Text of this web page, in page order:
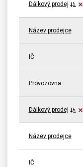
Dálkový prodej
Název prodejce
IČ
Provozovna
Dálkový prodej
Název prodejce
IČ